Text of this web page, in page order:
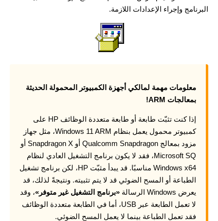
البرنامج وإجراء الإعدادات اللازمة.
معلومات مهمة لمالكي أجهزة الكمبيوتر المحمولة الحديثة
بمعالجات ARM!
إذا كنت تثبّت طابعة أو طابعة متعددة الوظائف HP على
كمبيوتر محمول يعمل بنظام Windows 11 ARM، مثل جهاز
مزود بمعالج Qualcomm Snapdragon أو Snapdragon X أو
Microsoft SQ، فقد لا يكون برنامج التشغيل العادي لنظام
Windows x64 مناسبًا. قد يبدأ مثبّت HP، لكن برنامج تشغيل
الطباعة أو المسح الضوئي قد لا يتم تثبيته. ونتيجةً لذلك، قد
يعرض Windows الرسالة
«برنامج التشغيل غير متوفر»، وقد
لا تعمل الطابعة عبر USB، أما في الطابعة متعددة الوظائف
فقد تعمل الطباعة بينما لا يعمل المسح الضوئي.